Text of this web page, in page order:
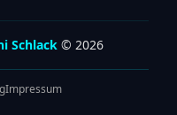
Schlack © 2026
Impressum